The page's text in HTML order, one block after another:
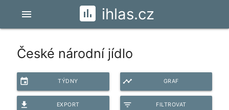
ihlas.cz
menu
České národní jídlo
event TÝDNY timeline GRAF
file_download EXPORT filter_list FILTROVAT